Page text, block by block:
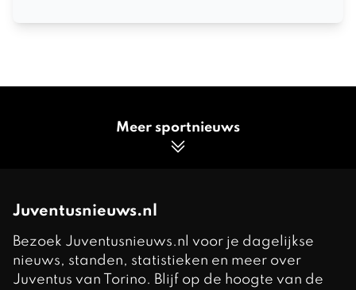
Meer sportnieuws
Juventusnieuws.nl
Bezoek Juventusnieuws.nl voor je dagelijkse
nieuws, standen, statistieken en meer over
Juventus van Torino. Blijf op de hoogte van de